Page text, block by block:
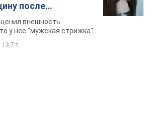
после
скандал.
внешность
у нее "мужская стрижка"
13,7 т.